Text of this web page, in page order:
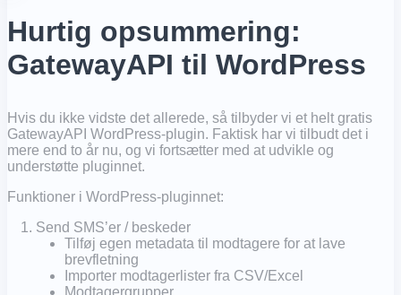
Hurtig opsummering:
GatewayAPI til WordPress
Hvis du ikke vidste det allerede, så tilbyder vi et helt gratis
GatewayAPI WordPress-plugin. Faktisk har vi tilbudt det i
mere end to år nu, og vi fortsætter med at udvikle og
understøtte pluginnet.
Funktioner i WordPress-pluginnet:
Send SMS’er / beskeder
Tilføj egen metadata til modtagere for at lave
brevfletning
Importer modtagerlister fra CSV/Excel
Modtagergrupper